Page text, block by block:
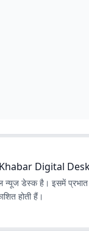
Digital
न्यूज डेस्क है। इसमें
होती हैं।